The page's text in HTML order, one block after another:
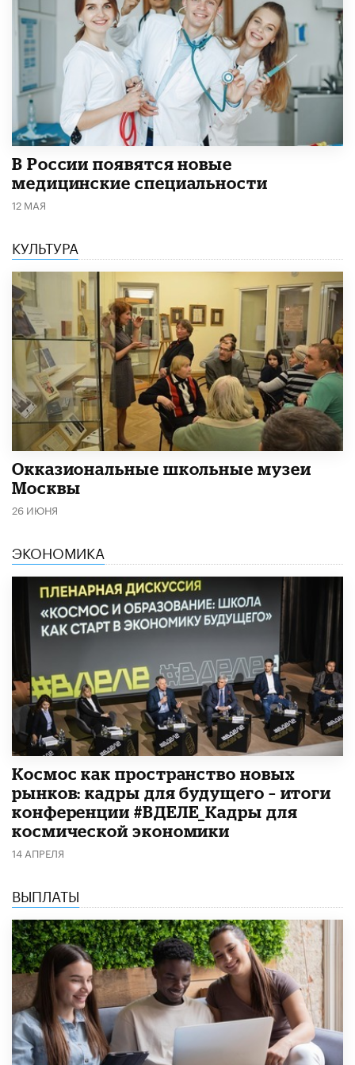
В России появятся новые
медицинские специальности
12 МАЯ
КУЛЬТУРА
​Окказиональные школьные музеи
Москвы
26 ИЮНЯ
ЭКОНОМИКА
Космос как пространство новых
рынков: кадры для будущего – итоги
конференции #ВДЕЛЕ_Кадры для
космической экономики
14 АПРЕЛЯ
ВЫПЛАТЫ